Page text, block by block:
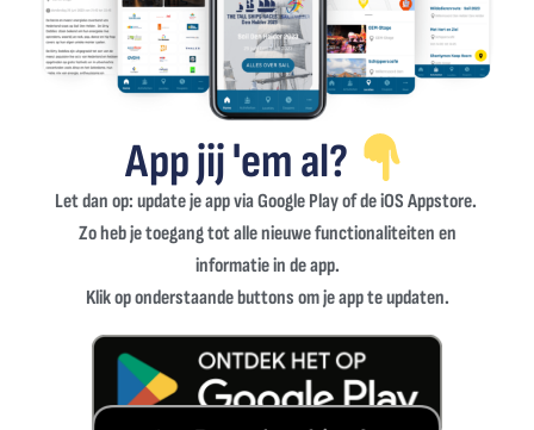
App jij 'em al?
Let dan op: update je app via Google Play of de iOS Appstore.
Zo heb je toegang tot alle nieuwe functionaliteiten en
informatie in de app.
Klik op onderstaande buttons om je app te updaten.